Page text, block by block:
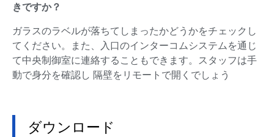
きですか？
ガラスのラベルが落ちてしまったかどうかをチェックし
てください。また、入口のインターコムシステムを通じ
て中央制御室に連絡することもできます。スタッフは手
動で身分を確認し 隔壁をリモートで開くでしょう
ダウンロード